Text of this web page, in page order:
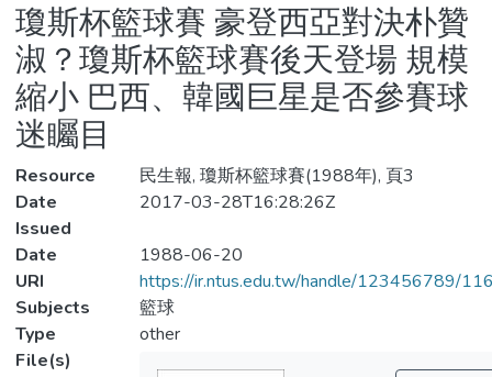
Statistics
瓊斯杯籃球賽 豪登西亞對決朴贊
淑？瓊斯杯籃球賽後天登場 規模
縮小 巴西、韓國巨星是否參賽球
迷矚目
Resource
民生報, 瓊斯杯籃球賽(1988年), 頁3
Date
Issued
2017-03-28T16:28:26Z
Date
1988-06-20
URI
https://ir.ntus.edu.tw/handle/123456789/
Subjects
籃球
Type
other
File(s)